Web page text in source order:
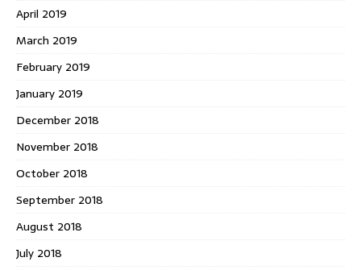
April 2019
March 2019
February 2019
January 2019
December 2018
November 2018
October 2018
September 2018
August 2018
July 2018